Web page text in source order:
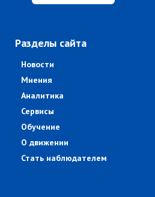
Разделы сайта
Новости
Мнения
Аналитика
Сервисы
Обучение
О движении
Стать наблюдателем